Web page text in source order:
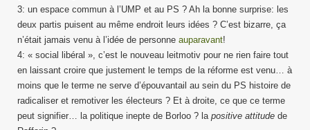
3: un espace commun à l’UMP et au PS ? Ah la bonne surprise: les
deux partis puisent au même endroit leurs idées ? C’est bizarre, ça
n’était jamais venu à l’idée de personne auparavant!
4: « social libéral », c’est le nouveau leitmotiv pour ne rien faire tout
en laissant croire que justement le temps de la réforme est venu… à
moins que le terme ne serve d’épouvantail au sein du PS histoire de
radicaliser et remotiver les électeurs ? Et à droite, ce que ce terme
peut signifier… la politique inepte de Borloo ? la positive attitude de